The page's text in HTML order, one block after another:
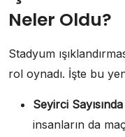
Neler Oldu?
Stadyum
rol oynadı. İşte bu
Seyirci
insanların da